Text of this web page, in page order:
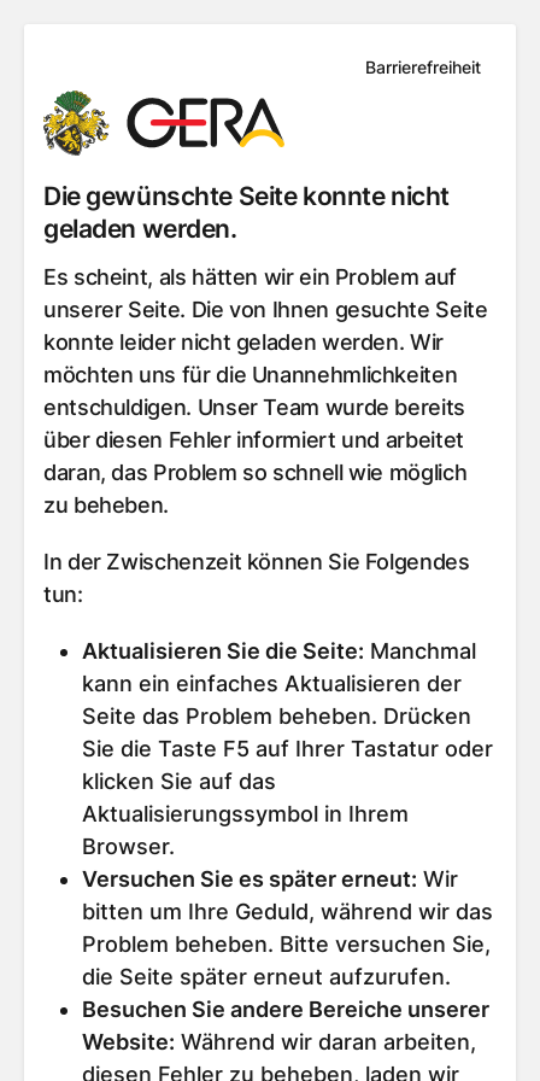
Barrierefreiheit
Die gewünschte Seite konnte nicht
geladen werden.
Es scheint, als hätten wir ein Problem auf
unserer Seite. Die von Ihnen gesuchte Seite
konnte leider nicht geladen werden. Wir
möchten uns für die Unannehmlichkeiten
entschuldigen. Unser Team wurde bereits
über diesen Fehler informiert und arbeitet
daran, das Problem so schnell wie möglich
zu beheben.
In der Zwischenzeit können Sie Folgendes
tun:
Aktualisieren Sie die Seite: Manchmal
kann ein einfaches Aktualisieren der
Seite das Problem beheben. Drücken
Sie die Taste F5 auf Ihrer Tastatur oder
klicken Sie auf das
Aktualisierungssymbol in Ihrem
Browser.
Versuchen Sie es später erneut: Wir
bitten um Ihre Geduld, während wir das
Problem beheben. Bitte versuchen Sie,
die Seite später erneut aufzurufen.
Besuchen Sie andere Bereiche unserer
Website: Während wir daran arbeiten,
diesen Fehler zu beheben, laden wir